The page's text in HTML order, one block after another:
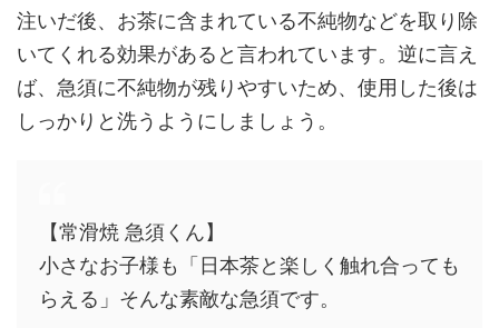
注いだ後、お茶に含まれている不純物などを取り除
いてくれる効果があると言われています。逆に言え
ば、急須に不純物が残りやすいため、使用した後は
しっかりと洗うようにしましょう。
【常滑焼 急須くん】
小さなお子様も「日本茶と楽しく触れ合っても
らえる」そんな素敵な急須です。